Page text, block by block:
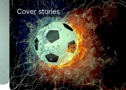
Cover stories